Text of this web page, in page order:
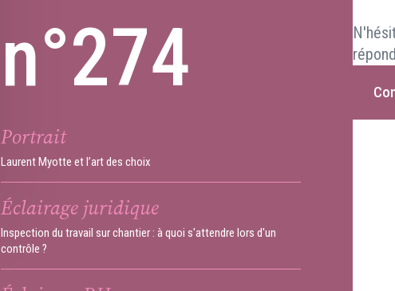
n°274
Portrait
Laurent Myotte et l’art des choix
Éclairage juridique
Inspection du travail sur chantier : à quoi s'attendre lors d'un
contrôle ?